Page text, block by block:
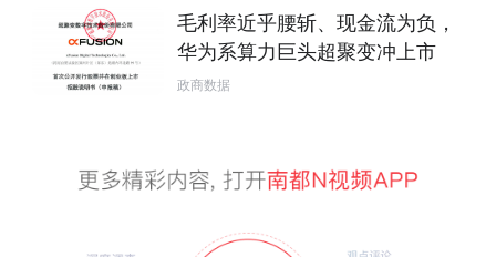
毛利率近乎腰斩、现金流为负，
华为系算力巨头超聚变冲上市
政商数据